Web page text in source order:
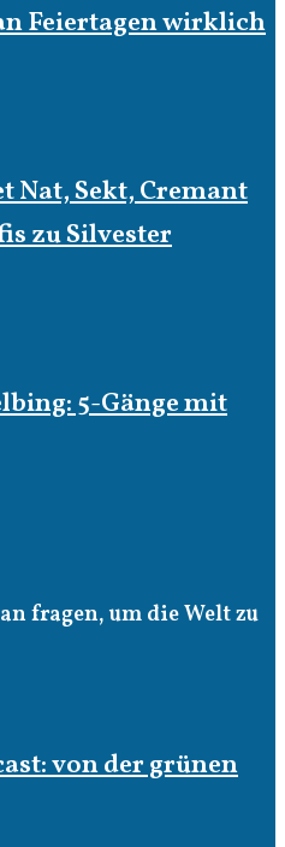
Feiertagen wirklich
Nat, Sekt, Cremant
zu Silvester
5-Gänge mit
fragen, um die Welt zu
von der grünen